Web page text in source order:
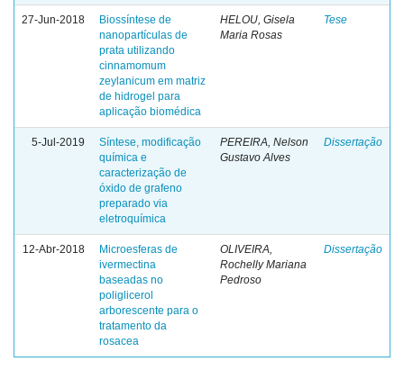
27-Jun-2018
Biossíntese de
nanopartículas de
prata utilizando
cinnamomum
zeylanicum em matriz
de hidrogel para
aplicação biomédica
HELOU, Gisela
Maria Rosas
Tese
5-Jul-2019
Síntese, modificação
química e
caracterização de
óxido de grafeno
preparado via
eletroquímica
PEREIRA, Nelson
Gustavo Alves
Dissertação
12-Abr-2018
Microesferas de
ivermectina
baseadas no
poliglicerol
arborescente para o
tratamento da
rosacea
OLIVEIRA,
Rochelly Mariana
Pedroso
Dissertação